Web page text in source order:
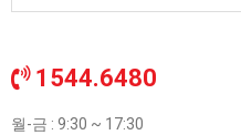
1544.6480
월-금 : 9:30 ~ 17:30